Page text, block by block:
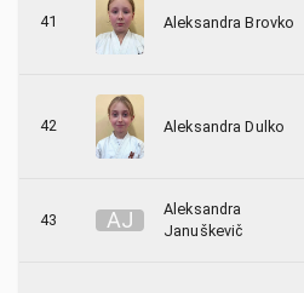
41 Aleksandra Brovko
42 Aleksandra Dulko
43 AJ
Aleksandra
Januškevič